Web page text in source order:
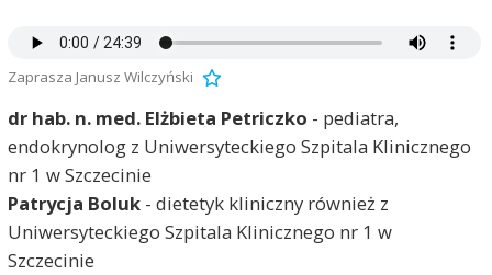
Zaprasza Janusz Wilczyński
dr hab. n. med. Elżbieta Petriczko - pediatra,
endokrynolog z Uniwersyteckiego Szpitala Klinicznego
nr 1 w Szczecinie
Patrycja Boluk- dietetyk kliniczny również z
Uniwersyteckiego Szpitala Klinicznego nr 1 w
Szczecinie